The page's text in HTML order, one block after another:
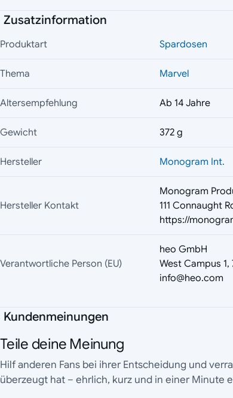
Zusatzinformation
Produktart Spardosen
Thema Marvel
Altersempfehlung Ab 14 Jahre
Gewicht 372 g
Hersteller Monogram Int.
Hersteller Kontakt
Monogram
111 Connaught
https://
Verantwortliche Person (EU)
heo GmbH
West Campus 1,
info@heo.com
Kundenmeinungen
Teile deine Meinung
Hilf anderen Fans bei ihrer Entscheidung und
überzeugt hat – ehrlich, kurz und in einer Minute